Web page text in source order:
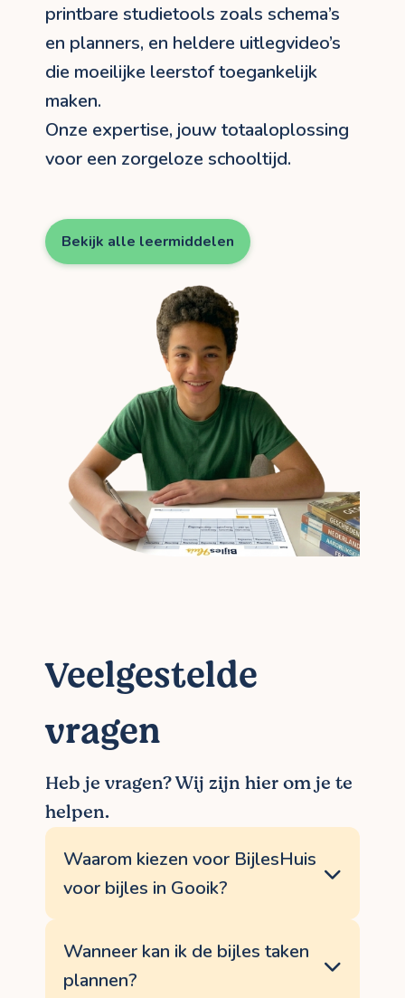
printbare studietools zoals schema’s
en planners, en heldere uitlegvideo’s
die moeilijke leerstof toegankelijk
maken.
Onze expertise, jouw totaaloplossing
voor een zorgeloze schooltijd.
Bekijk alle leermiddelen
Veelgestelde
vragen
Heb je vragen? Wij zijn hier om je te
helpen.
Waarom kiezen voor BijlesHuis
voor bijles in Gooik?
aanpak. We zoeken een bijlesdocent taken
die jou kan helpen bij jouw specifieke
leerdoelen. Vanaf jouw aanvraag volgen
Wanneer kan ik de bijles taken
plannen?